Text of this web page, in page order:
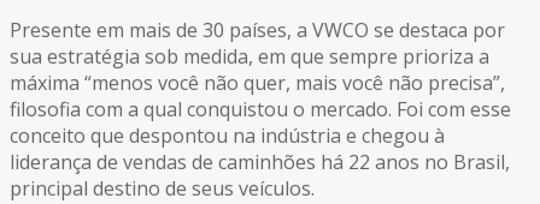
Presente em mais de 30 países, a VWCO se destaca por
sua estratégia sob medida, em que sempre prioriza a
máxima “menos você não quer, mais você não precisa”,
filosofia com a qual conquistou o mercado. Foi com esse
conceito que despontou na indústria e chegou à
liderança de vendas de caminhões há 22 anos no Brasil,
principal destino de seus veículos.